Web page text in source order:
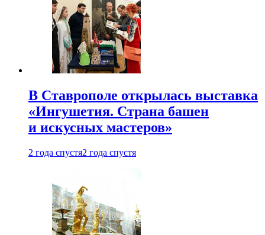
В Ставрополе открылась выставка
«Ингушетия. Страна башен
и искусных мастеров»
2 года спустя2 года спустя